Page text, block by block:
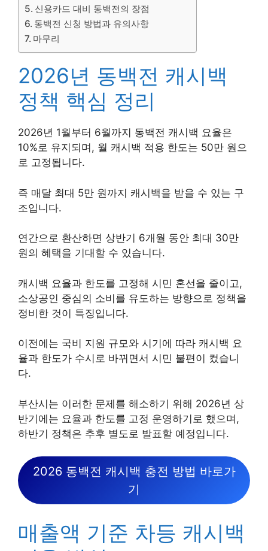
신용카드 대비 동백전의 장점
동백전 신청 방법과 유의사항
마무리
2026년 동백전 캐시백
정책 핵심 정리
2026년 1월부터 6월까지 동백전 캐시백 요율은
10%로 유지되며, 월 캐시백 적용 한도는 50만 원으
로 고정됩니다.
즉 매달 최대 5만 원까지 캐시백을 받을 수 있는 구
조입니다.
연간으로 환산하면 상반기 6개월 동안 최대 30만
원의 혜택을 기대할 수 있습니다.
캐시백 요율과 한도를 고정해 시민 혼선을 줄이고,
소상공인 중심의 소비를 유도하는 방향으로 정책을
정비한 것이 특징입니다.
이전에는 국비 지원 규모와 시기에 따라 캐시백 요
율과 한도가 수시로 바뀌면서 시민 불편이 컸습니
다.
부산시는 이러한 문제를 해소하기 위해 2026년 상
반기에는 요율과 한도를 고정 운영하기로 했으며,
하반기 정책은 추후 별도로 발표할 예정입니다.
2026 동백전 캐시백 충전 방법 바로가
기
매출액 기준 차등 캐시백